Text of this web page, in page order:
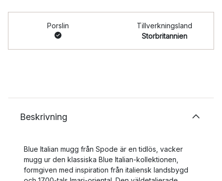
Porslin
Tillverkningsland
Storbritannien
Beskrivning
Blue Italian mugg från Spode är en tidlös, vacker
mugg ur den klassiska Blue Italian-kollektionen,
formgiven med inspiration från italiensk landsbygd